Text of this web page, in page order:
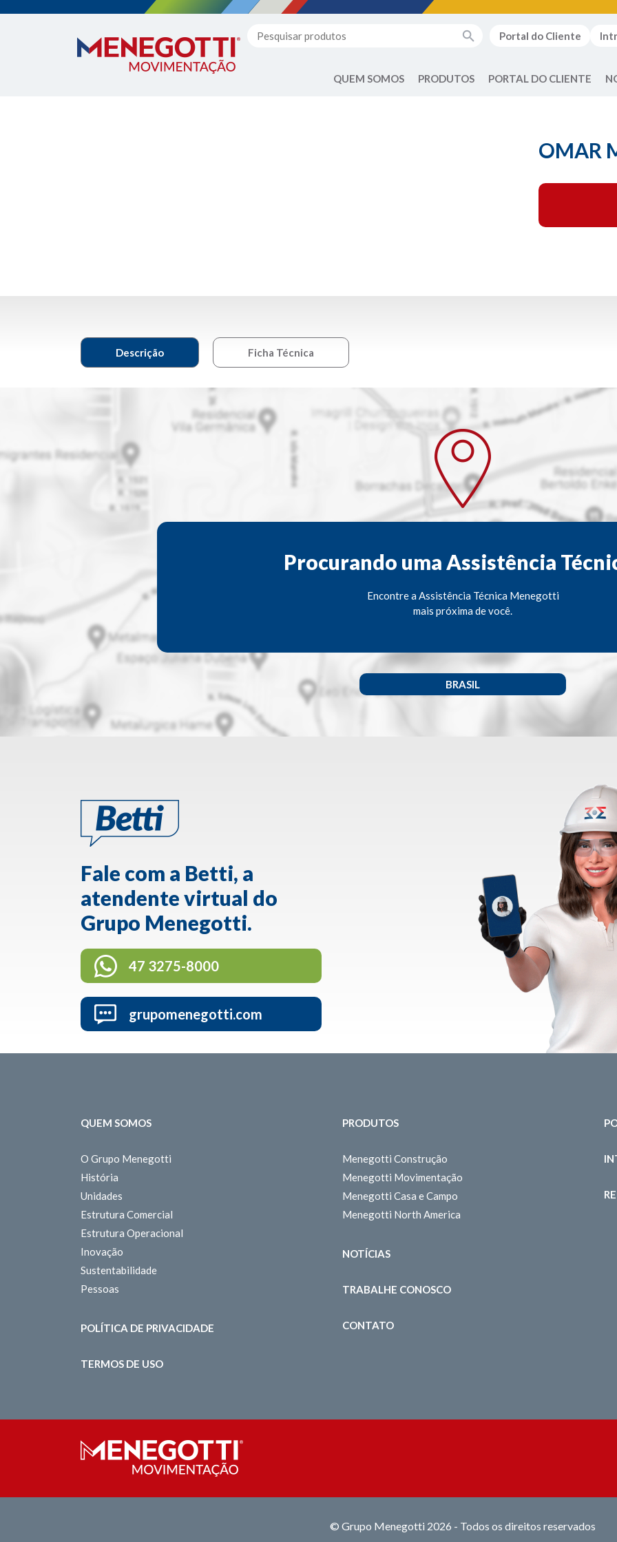
Portal do Cliente
QUEM SOMOS PRODUTOS PORTAL DO CLIENTE
OMAR
Descrição Ficha Técnica
Procurando uma Assistência
Encontre a Assistência Técnica Menegotti
mais próxima de você.
BRASIL
Fale com a Betti, a
atendente virtual do
Grupo Menegotti.
47 3275-8000
grupomenegotti.com
QUEM SOMOS
O Grupo Menegotti
História
Unidades
Estrutura Comercial
Estrutura Operacional
Inovação
Sustentabilidade
Pessoas
POLÍTICA DE PRIVACIDADE
TERMOS DE USO
PRODUTOS
Menegotti Construção
Menegotti Movimentação
Menegotti Casa e Campo
Menegotti North America
NOTÍCIAS
TRABALHE CONOSCO
CONTATO
© Grupo Menegotti 2026 - Todos os direitos reservados